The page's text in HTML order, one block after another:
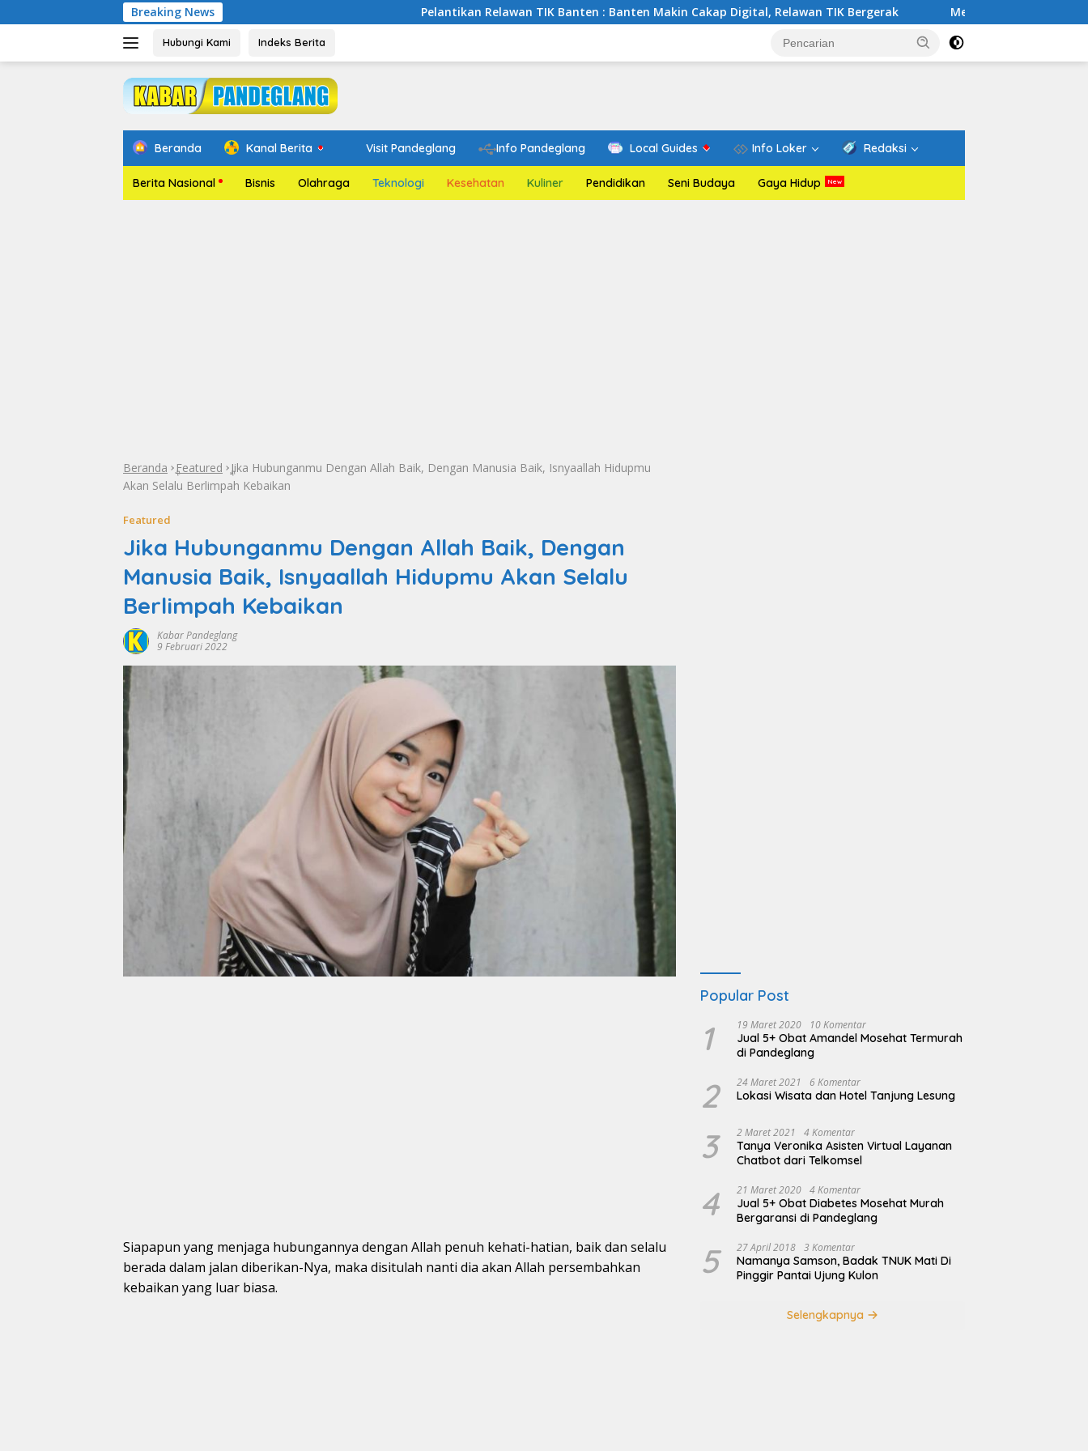
ke
Breaking News Pelantikan Relawan TIK Banten : Banten Makin Cakap Digital, Relawan TIK Bergerak Mengenal Website Resmi PAFI:
Hubungi Kami Indeks Berita
Beranda Kanal Berita Visit Pandeglang Info Pandeglang Local Guides Info Loker Redaksi
Berita Nasional Bisnis Olahraga Teknologi Kesehatan Kuliner Pendidikan Seni Budaya Gaya Hidup
Beranda »Featured »Jika Hubunganmu Dengan Allah Baik, Dengan Manusia Baik, Isnyaallah Hidupmu
Akan Selalu Berlimpah Kebaikan
Featured
Jika Hubunganmu Dengan Allah Baik, Dengan
Manusia Baik, Isnyaallah Hidupmu Akan Selalu
Berlimpah Kebaikan
Kabar Pandeglang
9 Februari 2022
Siapapun yang menjaga hubungannya dengan Allah penuh kehati-hatian, baik dan selalu
berada dalam jalan diberikan-Nya, maka disitulah nanti dia akan Allah persembahkan
kebaikan yang luar biasa.
Popular Post
1 19 Maret 2020 10 Komentar
Jual 5+ Obat Amandel Mosehat Termurah
di Pandeglang
2 24 Maret 2021 6 Komentar
Lokasi Wisata dan Hotel Tanjung Lesung
3 2 Maret 2021 4 Komentar
Tanya Veronika Asisten Virtual Layanan
Chatbot dari Telkomsel
4 21 Maret 2020 4 Komentar
Jual 5+ Obat Diabetes Mosehat Murah
Bergaransi di Pandeglang
5 27 April 2018 3 Komentar
Namanya Samson, Badak TNUK Mati Di
Pinggir Pantai Ujung Kulon
Selengkapnya